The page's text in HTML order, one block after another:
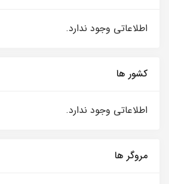
اطلاعاتی وجود ندارد.
کشور ها
اطلاعاتی وجود ندارد.
مروگر ها